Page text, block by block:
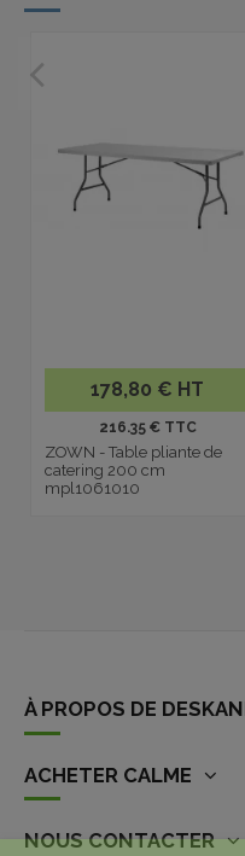
178,80 € HT
216.35 € TTC
ZOWN - Table pliante de
catering 200 cm
mpl1061010
À PROPOS DE
ACHETER CALME
NOUS CONTACTER